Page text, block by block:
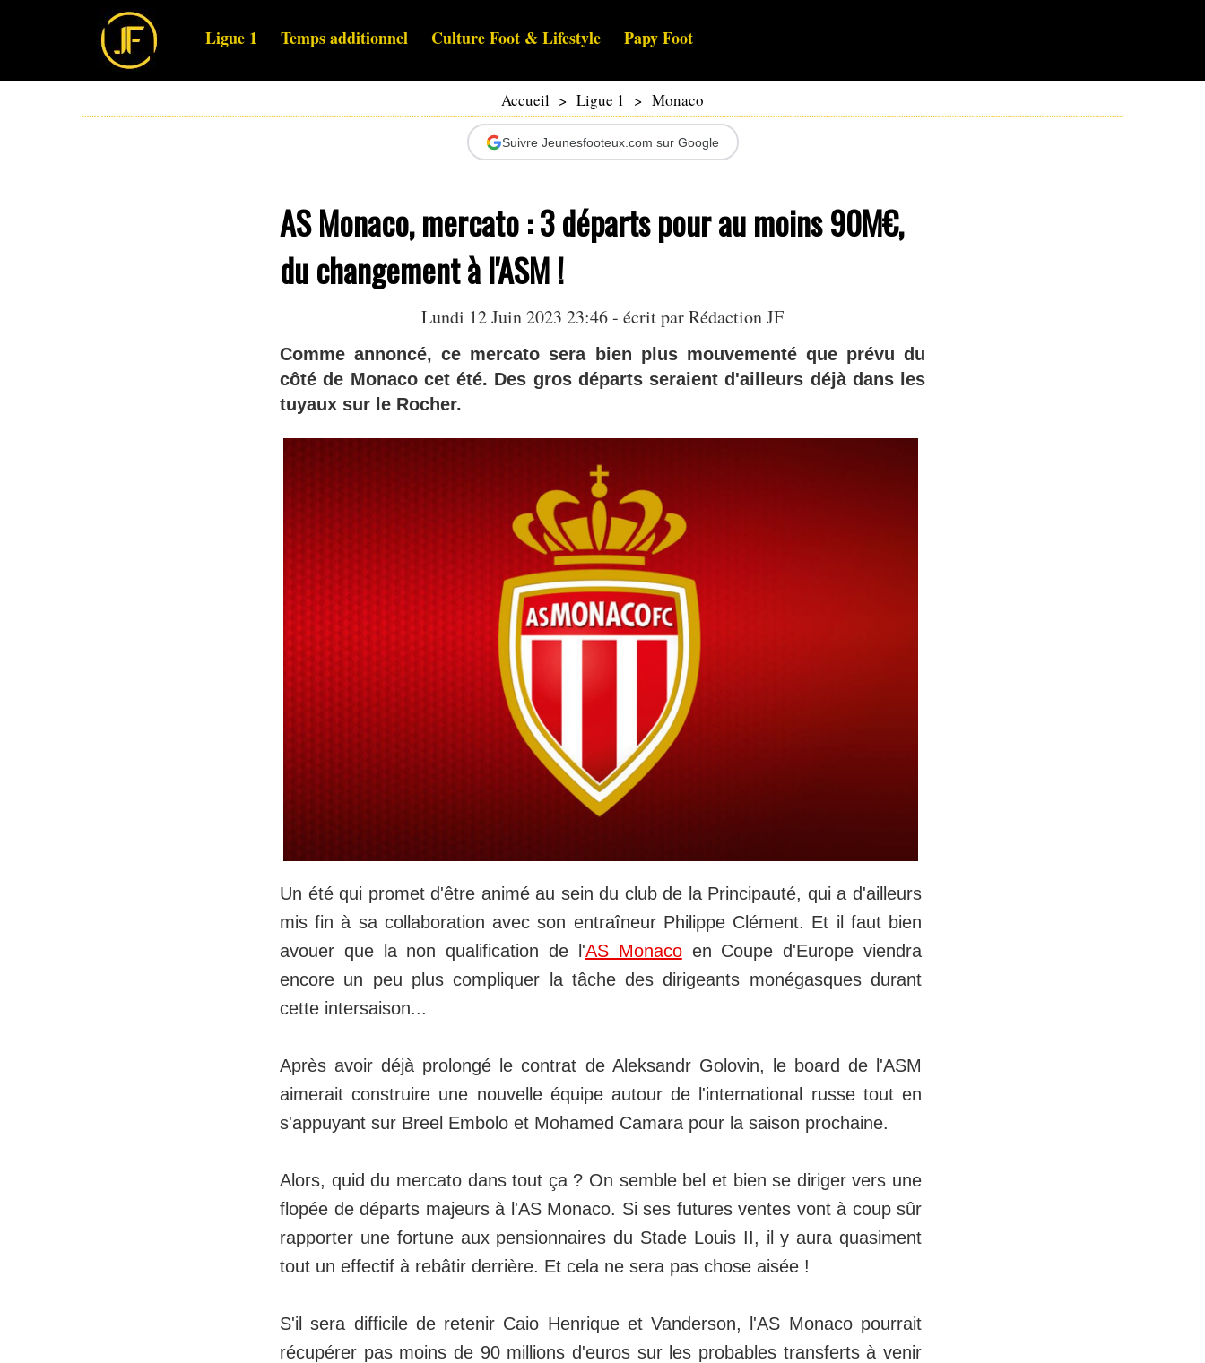
Ligue 1 Temps additionnel Culture Foot & Lifestyle Papy Foot
Accueil > Ligue 1 > Monaco
Suivre Jeunesfooteux.com sur Google
AS Monaco, mercato : 3 départs pour au moins 90M€,
du changement à l'ASM !
Lundi 12 Juin 2023 23:46 - écrit par Rédaction JF
Comme annoncé, ce mercato sera bien plus mouvementé que prévu du
côté de Monaco cet été. Des gros départs seraient d'ailleurs déjà dans les
tuyaux sur le Rocher.
Un été qui promet d'être animé au sein du club de la Principauté, qui a d'ailleurs
mis fin à sa collaboration avec son entraîneur Philippe Clément. Et il faut bien
avouer que la non qualification de l'AS Monacoen Coupe d'Europe viendra
encore un peu plus compliquer la tâche des dirigeants monégasques durant
cette intersaison...
Après avoir déjà prolongé le contrat de Aleksandr Golovin, le board de l'ASM
aimerait construire une nouvelle équipe autour de l'international russe tout en
s'appuyant sur Breel Embolo et Mohamed Camara pour la saison prochaine.
Alors, quid du mercato dans tout ça ? On semble bel et bien se diriger vers une
flopée de départs majeurs à l'AS Monaco. Si ses futures ventes vont à coup sûr
rapporter une fortune aux pensionnaires du Stade Louis II, il y aura quasiment
tout un effectif à rebâtir derrière. Et cela ne sera pas chose aisée !
S'il sera difficile de retenir Caio Henrique et Vanderson, l'AS Monaco pourrait
récupérer pas moins de 90 millions d'euros sur les probables transferts à venir